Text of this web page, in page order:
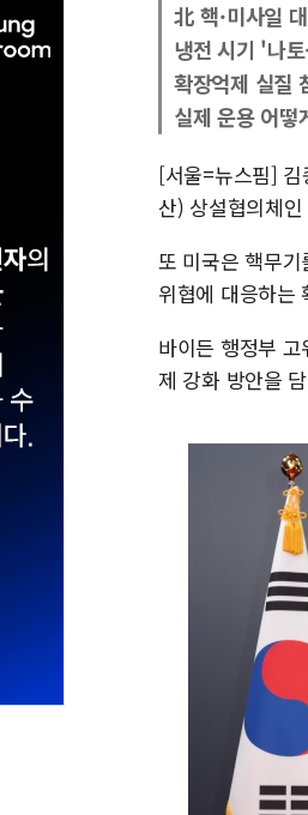
北 핵·미사일
냉전 시기 '나
확장억제 실질
실제 운용 어떻
[서울=뉴스핌] 김
산) 상설협의체
또 미국은 핵무
위협에 대응하는
바이든 행정부
제 강화 방안을